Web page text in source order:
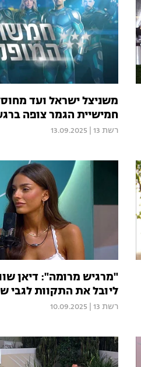
משניצל ישראל ועד
חמישיית הגמר צופה
רשת 13 13.09.2025
"מרגיש מרומה": דיאן
ליובל את התקוות לגבי
רשת 13 10.09.2025